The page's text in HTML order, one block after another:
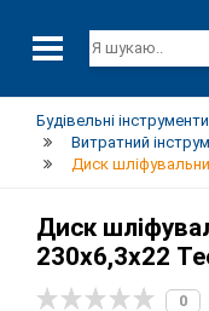
Будівельні
Витратний
Диск
Диск
230х6,3х22
0